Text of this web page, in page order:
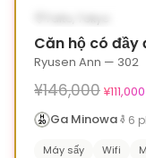
Căn hộ có đầy
Ryusen Ann — 302
¥146,000 ¥111,000
Ga Minowa
6
Máy sấy Wifi